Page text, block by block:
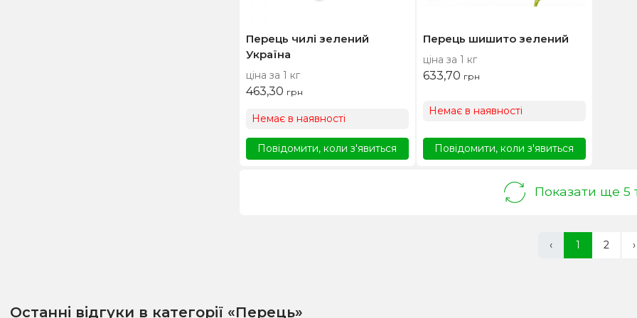
Перець чилі зелений
Україна
ціна за 1 кг
463,30 грн
Немає в наявності
Повідомити, коли з'явиться
Перець шишито зелений
ціна за 1 кг
633,70 грн
Немає в наявності
Повідомити, коли з'явиться
Показати ще 5
‹ 1 2 ›
Останні відгуки в категорії «Перець»